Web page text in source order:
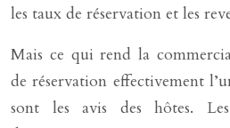
les taux de réservation et les
Mais ce qui rend la
de réservation effectivement
sont les avis des hôtes.